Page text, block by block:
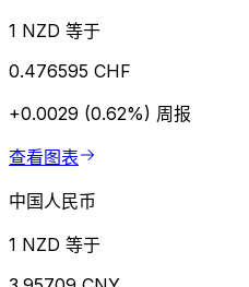
1 NZD 等于
0.476595 CHF
+0.0029 (0.62%) 周报
查看图表
中国人民币
1 NZD 等于